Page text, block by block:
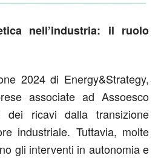
nell’industria: il ruolo
2024 di Energy&Strategy,
associate ad Assoesco
dei ricavi dalla transizione
industriale. Tuttavia, molte
gli interventi in autonomia e